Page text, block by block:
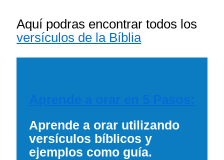
Aquí podras encontrar todos los
versículos de la Bíblia
Aprende a orar utilizando
versículos bíblicos y
ejemplos como guía.